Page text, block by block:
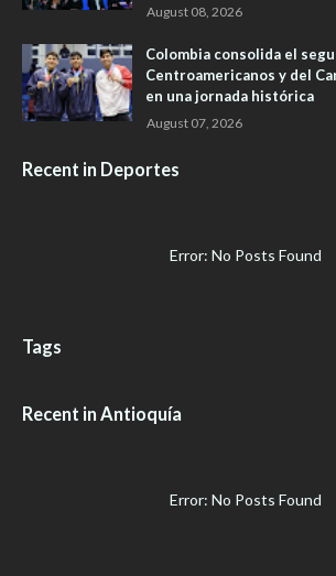
August 08, 2026
Colombia consolida el
Centroamericanos y del
en una jornada histórica
August 07, 2026
Recent in Deportes
Error: No Posts Found
Tags
Recent in Antioquía
Error: No Posts Found